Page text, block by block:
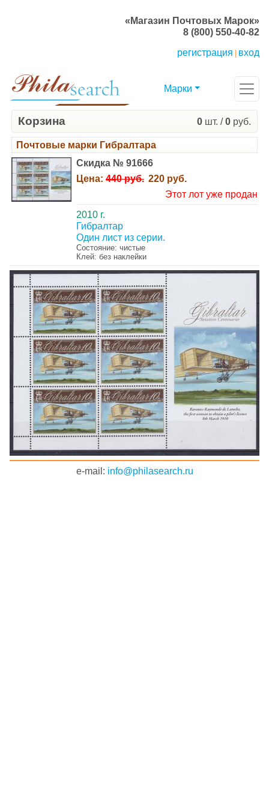
«Магазин Почтовых Марок»
8 (800) 550-40-82
регистрация
вход
Марки
Корзина 0 шт. /0 руб.
Почтовые марки Гибралтара
Скидка № 91666
Цена: 440 руб. 220 руб.
Этот лот уже продан
2010 г.
Гибралтар
Один лист из серии.
Состояние: чистые
Клей: без наклейки
e-mail: info@philasearch.ru